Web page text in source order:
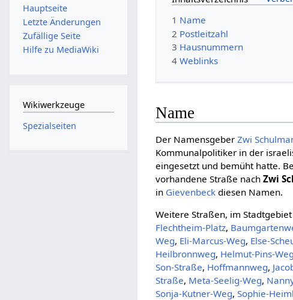
1 Name
2 Postleitzahl
3 Hausnummern
4 Weblinks
Name
Der NamensgeberZwi
Kommunalpolitiker in der
eingesetzt und bemüht hatte.
vorhandene Straße nachZwi
in Gievenbeck diesen Namen.
Weitere Straßen, im
Flechtheim-Platz,
Weg, Eli-Marcus-Weg, Else-
Heilbronnweg, Helmut-Pins-Weg
Son-Straße, Hoffmannweg,
Straße, Meta-Seelig-Weg,
Sonja-Kutner-Weg,Sophie-
Hauptseite
Letzte Änderungen
Zufällige Seite
Hilfe zu MediaWiki
Wikiwerkzeuge
Spezialseiten